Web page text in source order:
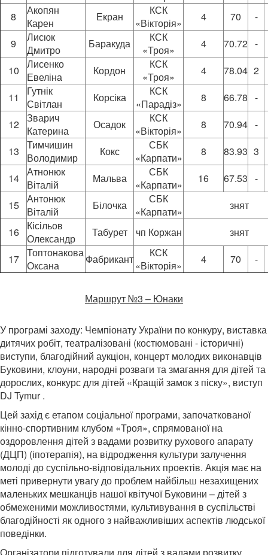
8
Акопян
Карен
Екран
КСК
«Вікторія»
4 70
-
9
Лисюк
Дмитро
Баракуда
КСК
«Троя»
4 70.72 -
10
Лисенко
Евеліна
Кордон
КСК
«Троя»
4 78.04 2
11
Гутнік
Світлан
Корсіка
КСК
«Парадіз»
8 66.78 -
12 Зварич
Катерина
Осадок
КСК
«Вікторія»
8 70.94 -
13
Тимчишин
Володимир
Кокс
СБК
«Карпати»
8 83.93 3
14 Атнонюк
Віталій
Мальва
СБК
«Карпати»
16 67.53 -
15 Антонюк
Віталій
Білочка
СБК
«Карпати»
знят
16
Кісільов
Олександр
Табурет чп Коржан
знят
17 Топтонакова
Оксана
Фабрикант
КСК
«Вікторія»
4 70 -
Маршрут №3 – Юнаки
У програмі заходу: Чемпіонату України по конкуру, виставка
дитячих робіт, театралізовані (костюмовані - історичні)
виступи, благодійний аукціон, концерт молодих виконавців
Буковини, клоуни, народні розваги та змагання для дітей та
дорослих, конкурс для дітей «Кращій замок з піску», виступ
DJ Tymur .
Цей захід є етапом соціальної програми, започаткованої
кінно-спортивним клубом «Троя», спрямованої на
оздоровлення дітей з вадами розвитку рухового апарату
(ДЦП) (іпотерапія), на відродження культури залучення
молоді до суспільно-відповідальних проектів. Акція має на
меті привернути увагу до проблем найбільш незахищених
маленьких мешканців нашої квітучої Буковини – дітей з
обмеженими можливостями, культивування в суспільстві
благодійності як одного з найважливіших аспектів людської
поведінки.